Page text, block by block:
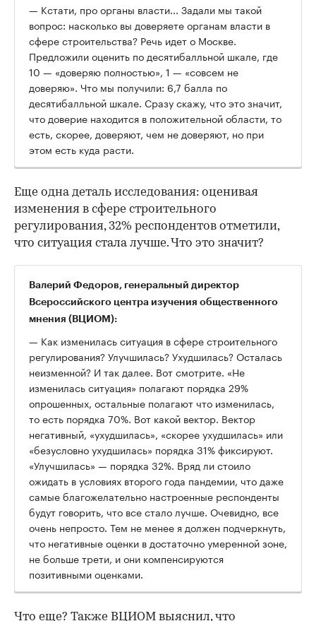
— Кстати, про органы власти... Задали мы такой
вопрос: насколько вы доверяете органам власти в
сфере строительства? Речь идет о Москве.
Предложили оценить по десятибалльной шкале, где
10 — «доверяю полностью», 1 — «совсем не
доверяю». Что мы получили: 6,7 балла по
десятибалльной шкале. Сразу скажу, что это значит,
что доверие находится в положительной области, то
есть, скорее, доверяют, чем не доверяют, но при
этом есть куда расти.
Еще одна деталь исследования: оценивая
изменения в сфере строительного
регулирования, 32% респондентов отметили,
что ситуация стала лучше. Что это значит?
Валерий Федоров, генеральный директор
Всероссийского центра изучения общественного
мнения (ВЦИОМ):
— Как изменилась ситуация в сфере строительного
регулирования? Улучшилась? Ухудшилась? Осталась
неизменной? И так далее. Вот смотрите. «Не
изменилась ситуация» полагают порядка 29%
опрошенных, остальные полагают что изменилась,
то есть порядка 70%. Вот какой вектор. Вектор
негативный, «ухудшилась», «скорее ухудшилась» или
«безусловно ухудшилась» порядка 31% фиксируют.
«Улучшилась» — порядка 32%. Вряд ли стоило
ожидать в условиях второго года пандемии, что даже
самые благожелательно настроенные респонденты
будут говорить, что все стало лучше. Очевидно, все
очень непросто. Тем не менее я должен подчеркнуть,
что негативные оценки в достаточно умеренной зоне,
не больше трети, и они компенсируются
позитивными оценками.
Что еще? Также ВЦИОМ выяснил, что